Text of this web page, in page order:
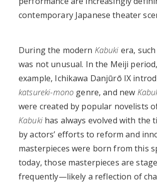
contemporary Japanese theater
During the modern Kabuki era,
was not unusual. In the Meiji
example, Ichikawa Danjūrō IX
katsureki-mono genre, and new
were created by popular novelists
Kabukihas always evolved with the
by actors’ efforts to reform and
masterpieces were born from this
today, those masterpieces are
frequently—likely a reflection of